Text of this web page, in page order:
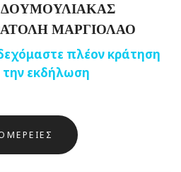
ΔΟΥΜΟΥΛΙΑΚΑΣ
ΜΑΡΓΙΟΛΑΟ
πλέον κράτηση
την εκδήλωση